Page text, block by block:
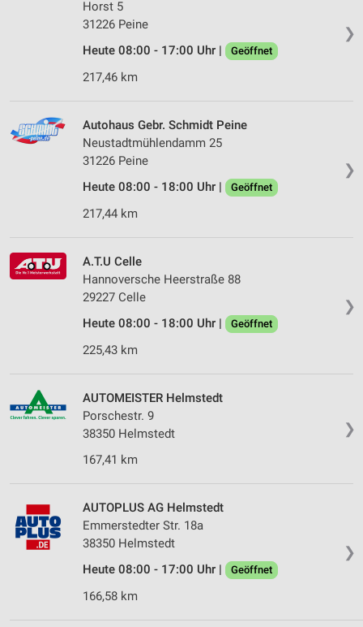
❯
Horst 5
31226 Peine
Heute 08:00 - 17:00 Uhr |
Geöffnet
217,46 km
❯
Autohaus Gebr. Schmidt Peine
Neustadtmühlendamm 25
31226 Peine
Heute 08:00 - 18:00 Uhr |
Geöffnet
217,44 km
❯
A.T.U Celle
Hannoversche Heerstraße 88
29227 Celle
Heute 08:00 - 18:00 Uhr |
Geöffnet
225,43 km
❯
AUTOMEISTER Helmstedt
Porschestr. 9
38350 Helmstedt
167,41 km
❯
AUTOPLUS AG Helmstedt
Emmerstedter Str. 18a
38350 Helmstedt
Heute 08:00 - 17:00 Uhr |
Geöffnet
166,58 km